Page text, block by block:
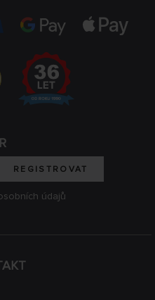
REGISTROVAT
údajů